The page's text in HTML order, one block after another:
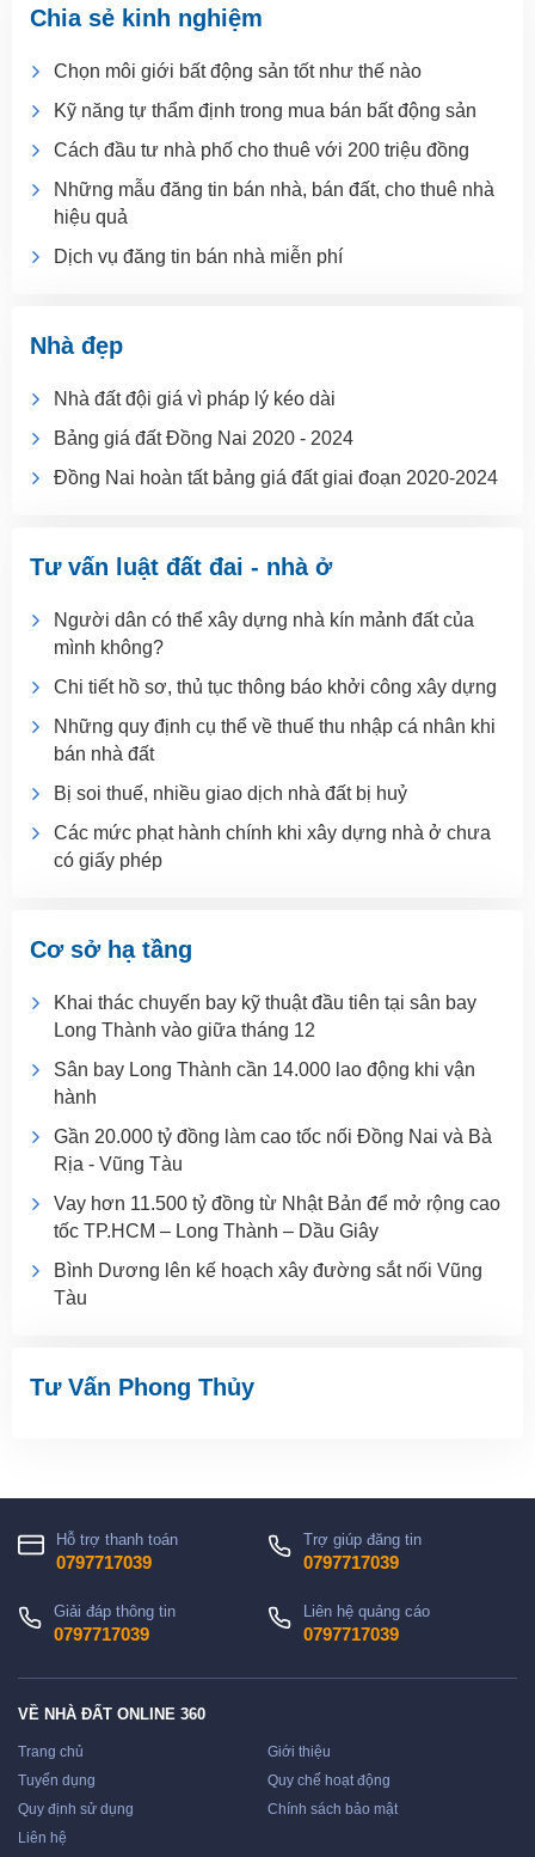
Chia sẻ kinh nghiệm
Chọn môi giới bất động sản tốt như thế nào
Kỹ năng tự thẩm định trong mua bán bất động sản
Cách đầu tư nhà phố cho thuê với 200 triệu đồng
Những mẫu đăng tin bán nhà, bán đất, cho thuê nhà
hiệu quả
Dịch vụ đăng tin bán nhà miễn phí
Nhà đẹp
Nhà đất đội giá vì pháp lý kéo dài
Bảng giá đất Đồng Nai 2020 - 2024
Đồng Nai hoàn tất bảng giá đất giai đoạn 2020-2024
Tư vấn luật đất đai - nhà ở
Người dân có thể xây dựng nhà kín mảnh đất của
mình không?
Chi tiết hồ sơ, thủ tục thông báo khởi công xây dựng
Những quy định cụ thể về thuế thu nhập cá nhân khi
bán nhà đất
Bị soi thuế, nhiều giao dịch nhà đất bị huỷ
Các mức phạt hành chính khi xây dựng nhà ở chưa
có giấy phép
Cơ sở hạ tầng
Khai thác chuyến bay kỹ thuật đầu tiên tại sân bay
Long Thành vào giữa tháng 12
Sân bay Long Thành cần 14.000 lao động khi vận
hành
Gần 20.000 tỷ đồng làm cao tốc nối Đồng Nai và Bà
Rịa - Vũng Tàu
Vay hơn 11.500 tỷ đồng từ Nhật Bản để mở rộng cao
tốc TP.HCM – Long Thành – Dầu Giây
Bình Dương lên kế hoạch xây đường sắt nối Vũng
Tàu
Tư Vấn Phong Thủy
Hỗ trợ thanh toán
0797717039
Trợ giúp đăng tin
0797717039
Giải đáp thông tin
0797717039
Liên hệ quảng cáo
0797717039
VỀ NHÀ ĐẤT ONLINE 360
Trang chủ
Giới thiệu
Tuyển dụng
Quy chế hoạt động
Quy định sử dụng
Chính sách bảo mật
Liên hệ